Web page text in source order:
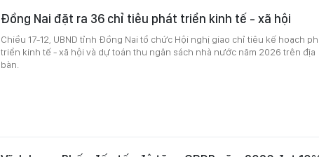
Đồng Nai đặt ra 36 chỉ tiêu phát triển kinh tế - xã hội
Chiều 17-12, UBND tỉnh Đồng Nai tổ chức Hội nghị giao chỉ tiêu kế hoạch
triển kinh tế - xã hội và dự toán thu ngân sách nhà nước năm 2026 trên địa
bàn.